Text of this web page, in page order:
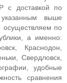
с доставкой по
выше
осуществляем по
а именно:
Краснодон,
Свердловск,
удобные
сравнения